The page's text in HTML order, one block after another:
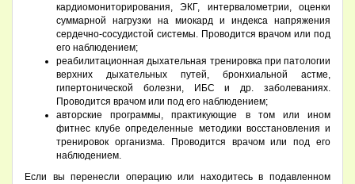
кардиомониторирования, ЭКГ, интервалометрии, оценки
суммарной нагрузки на миокард и индекса напряжения
сердечно-сосудистой системы. Проводится врачом или под
его наблюдением;
реабилитационная дыхательная тренировка при патологии
верхних дыхательных путей, бронхиальной астме,
гипертонической болезни, ИБС и др. заболеваниях.
Проводится врачом или под его наблюдением;
авторские программы, практикующие в том или ином
фитнес клубе определенные методики восстановления и
тренировок организма. Проводится врачом или под его
наблюдением.
Если вы перенесли операцию или находитесь в подавленном